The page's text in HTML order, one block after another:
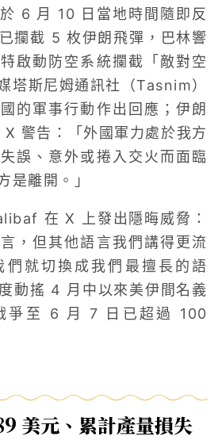
6 月 10 日當地時間隨即反
攔截 5 枚伊朗飛彈，巴林響
啟動防空系統攔截「敵對空
塔斯尼姆通訊社（Tasnim）
的軍事行動作出回應；伊朗
警告：「外國軍力處於我方
誤、意外或捲入交火而面臨
是離開。」
在 X 上發出隱晦威脅：
，但其他語言我們講得更流
們就切換成我們最擅長的語
動搖 4 月中以來美伊間名義
爭至 6 月 7 日已超過 100
美元、累計產量損失